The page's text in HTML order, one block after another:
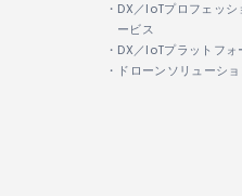
・DX／IoTプロフェッシ
ービス
・DX／IoTプラットフォ
・ドローンソリューシ